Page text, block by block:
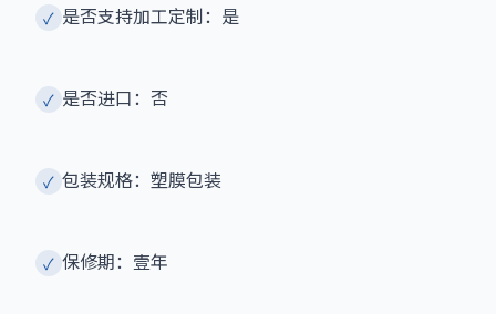
✓ 是否支持加工定制：是
✓ 是否进口：否
✓ 包装规格：塑膜包装
✓ 保修期：壹年